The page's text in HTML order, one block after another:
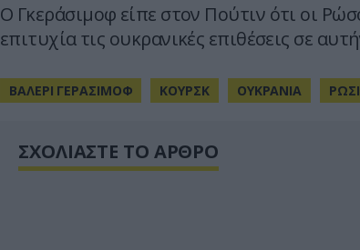
Ο Γκεράσιμοφ είπε στον Πούτιν ότι οι
επιτυχία τις ουκρανικές επιθέσεις σε
ΒΑΛΕΡΙ ΓΕΡΑΣΙΜΟΦ ΚΟΥΡΣΚ ΟΥΚΡΑΝΙΑ
ΣΧΟΛΙΑΣΤΕ ΤΟ ΑΡΘΡΟ